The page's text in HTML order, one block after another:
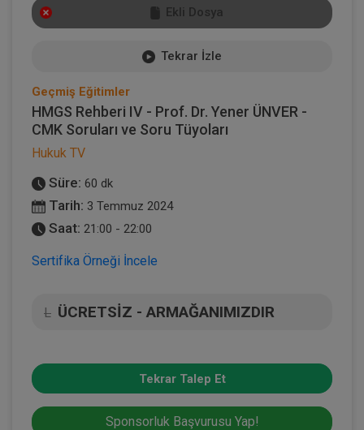
Ekli Dosya
Tekrar İzle
Geçmiş Eğitimler
HMGS Rehberi IV - Prof. Dr. Yener ÜNVER -
CMK Soruları ve Soru Tüyoları
Hukuk TV
Süre: 60 dk
Tarih: 3 Temmuz 2024
Saat: 21:00 - 22:00
Sertifika Örneği İncele
L ÜCRETSİZ - ARMAĞANIMIZDIR
Tekrar Talep Et
Sponsorluk Başvurusu Yap!